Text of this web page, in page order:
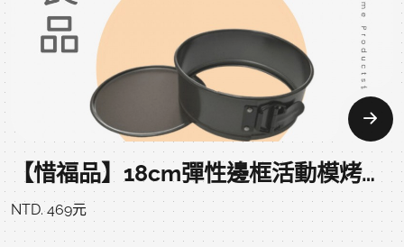
【惜福品】18cm彈性邊框活動模烤盤（7吋） SPRINGFORM PAN 19*7 CM
NTD. 469元